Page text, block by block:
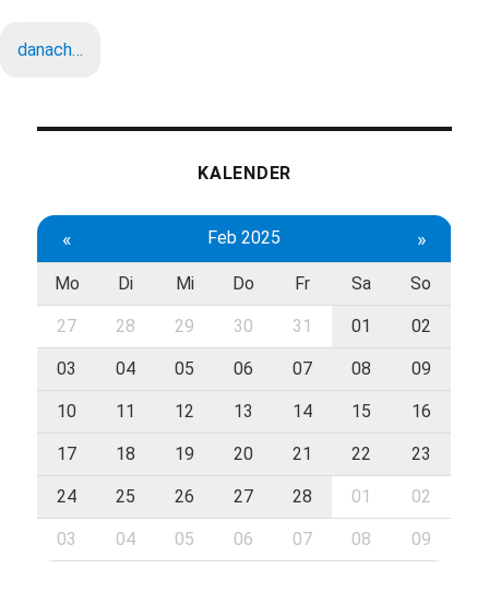
danach…
KALENDER
« Feb 2025 »
Mo Di Mi Do Fr Sa So
27 28 29 30 31 01 02
03 04 05 06 07 08 09
10 11 12 13 14 15 16
17 18 19 20 21 22 23
24 25 26 27 28 01 02
03 04 05 06 07 08 09